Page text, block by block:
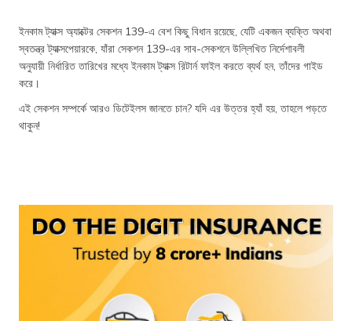
ইনকাম ট্যাক্স অ্যাক্টের সেকশন 139-এ বেশ কিছু বিধান রয়েছে, যেটি একজন ব্যক্তি অথবা
স্বতন্ত্র ট্যাক্সপেয়ারকে, যাঁরা সেকশন 139-এর সাব-সেকশনে উল্লিখিত নির্দেশাবলী
অনুযায়ী নির্ধারিত তারিখের মধ্যে ইনকাম ট্যাক্স রিটার্ন ফাইল করতে ব্যর্থ হন, তাঁদের গাইড
করে।
এই সেকশন সম্পর্কে আরও ডিটেইলস জানতে চান? যদি এর উত্তর হ্যাঁ হয়, তাহলে পড়তে
থাকুন!